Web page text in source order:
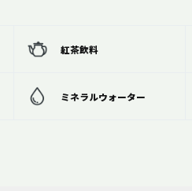
紅茶飲料
ミネラルウォーター